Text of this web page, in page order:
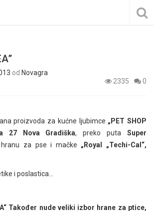
od Novagra
2335
0
proizvoda za kućne ljubimce „PET SHOP
27 Nova Gradiška, preko putaSuper
za pse i mačke „Royal
„Techi-Cal“,
i poslastica…
Također nude veliki izbor hrane za ptice,